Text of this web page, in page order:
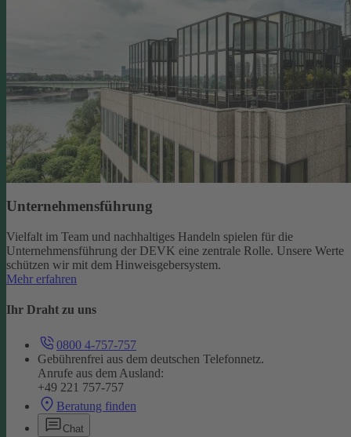
Unternehmensführung
Vielfalt im Team und nachhaltiges Handeln spielen für die
Unternehmensführung der DEVK eine zentrale Rolle. Unsere Werte
schützen wir mit dem Hinweisgebersystem.
Mehr erfahren
Ihr Draht zu uns
0800 4-757-757
Gebührenfrei aus dem deutschen Telefonnetz.
Anrufe aus dem Ausland:
+49 221 757-757
Beratung finden
Chat